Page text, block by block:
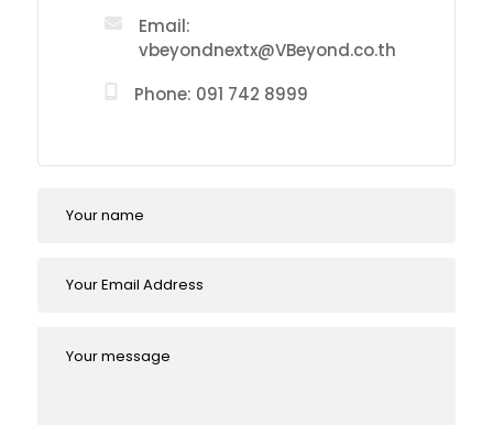
Email:
vbeyondnextx@VBeyond.co.th
Phone: 091 742 8999